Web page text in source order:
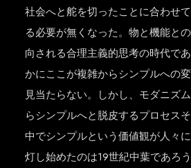
社会へと舵を切ったことに合わせ
る必要が無くなった。物と機能と
向される合理主義的思考の時代で
かにここが複雑からシンプルへの
見当たらない。しかし、モダニズ
らシンプルへと脱皮するプロセス
中でシンプルという価値観が人々
灯し始めたのは19世紀中葉であろ